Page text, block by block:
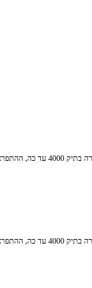
הקורונה
הקורונה